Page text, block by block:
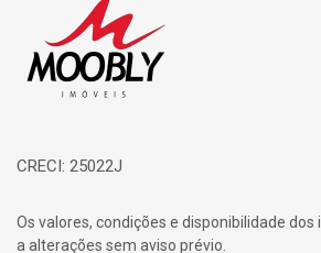
CRECI: 25022J
Os valores, condições e disponibilidade
a alterações sem aviso prévio.